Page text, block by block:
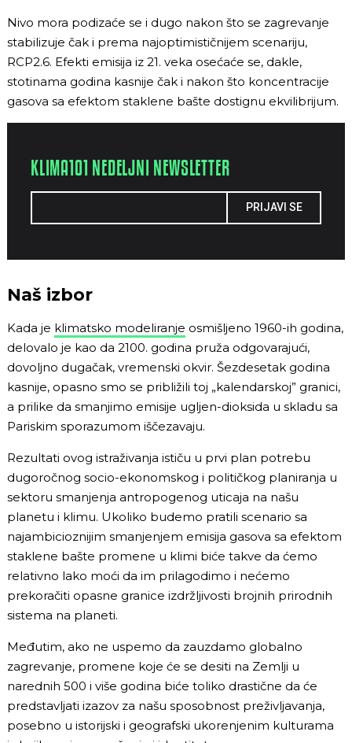
Nivo mora podizaće se i dugo nakon što se zagrevanje
stabilizuje čak i prema najoptimističnijem scenariju,
RCP2.6. Efekti emisija iz 21. veka osećaće se, dakle,
stotinama godina kasnije čak i nakon što koncentracije
gasova sa efektom staklene bašte dostignu ekvilibrijum.
KLIMA101 NEDELJNI NEWSLETTER
PRIJAVI SE
Naš izbor
Kada je klimatsko modeliranje osmišljeno 1960-ih godina,
delovalo je kao da 2100. godina pruža odgovarajući,
dovoljno dugačak, vremenski okvir. Šezdesetak godina
kasnije, opasno smo se približili toj „kalendarskoj” granici,
a prilike da smanjimo emisije ugljen-dioksida u skladu sa
Pariskim sporazumom iščezavaju.
Rezultati ovog istraživanja ističu u prvi plan potrebu
dugoročnog socio-ekonomskog i političkog planiranja u
sektoru smanjenja antropogenog uticaja na našu
planetu i klimu. Ukoliko budemo pratili scenario sa
najambicioznijim smanjenjem emisija gasova sa efektom
staklene bašte promene u klimi biće takve da ćemo
relativno lako moći da im prilagodimo i nećemo
prekoračiti opasne granice izdržljivosti brojnih prirodnih
sistema na planeti.
Međutim, ako ne uspemo da zauzdamo globalno
zagrevanje, promene koje će se desiti na Zemlji u
narednih 500 i više godina biće toliko drastične da će
predstavljati izazov za našu sposobnost preživljavanja,
posebno u istorijski i geografski ukorenjenim kulturama